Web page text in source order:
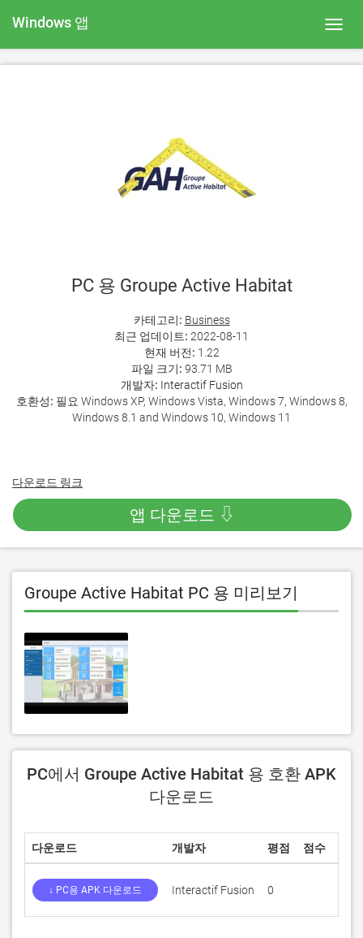
Windows 앱
PC 용 Groupe Active Habitat
카테고리: Business
최근 업데이트: 2022-08-11
현재 버전: 1.22
파일 크기: 93.71 MB
개발자: Interactif Fusion
호환성: 필요 Windows XP, Windows Vista, Windows 7, Windows 8,
Windows 8.1 and Windows 10, Windows 11
다운로드 링크
앱 다운로드 ⇩
Groupe Active Habitat PC 용 미리보기
PC에서 Groupe Active Habitat 용 호환 APK
다운로드
다운로드 개발자 평점 점수
↓ PC용 APK 다운로드 Interactif Fusion 0